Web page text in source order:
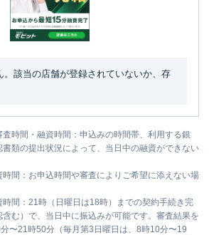
。該当の店舗が登録されていないか、存
時間・融資時間：申込みの時間帯、利用する銀
類の提出状況によって、当日中の融資ができない
間：お申込時間や審査によりご希望に添えない場
時間：21時（日曜日は18時）までの契約手続き完
む）で、当日中に振込みが可能です。審査結果を
〜21時50分（毎月第3日曜日は、8時10分〜19